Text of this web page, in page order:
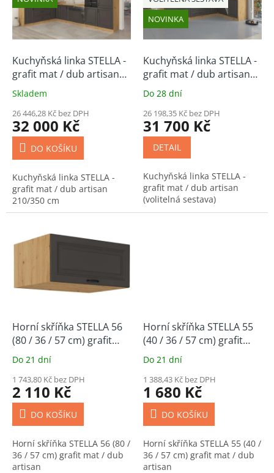
u
ů
Kuchyňská linka STELLA -
grafit mat / dub artisan
210/350 cm
Skladem
26 446,28 Kč bez DPH
32 000 Kč
DO KOŠÍKU
Kuchyňská linka STELLA -
grafit mat / dub artisan
210/350 cm
NOVINKA
Kuchyňská linka STELLA -
grafit mat / dub artisan
(volitelná sestava)
Do 28 dní
26 198,35 Kč bez DPH
31 700 Kč
DETAIL
Kuchyňská linka STELLA -
grafit mat / dub artisan
(volitelná sestava)
Horní skříňka STELLA 56
(80 / 36 / 57 cm) grafit
mat / dub artisan
Do 21 dní
1 743,80 Kč bez DPH
2 110 Kč
DO KOŠÍKU
Horní skříňka STELLA 56 (80 /
36 / 57 cm) grafit mat / dub
artisan
Horní skříňka STELLA 55
(40 / 36 / 57 cm) grafit
mat / dub artisan
Do 21 dní
1 388,43 Kč bez DPH
1 680 Kč
DO KOŠÍKU
Horní skříňka STELLA 55 (40 /
36 / 57 cm) grafit mat / dub
artisan